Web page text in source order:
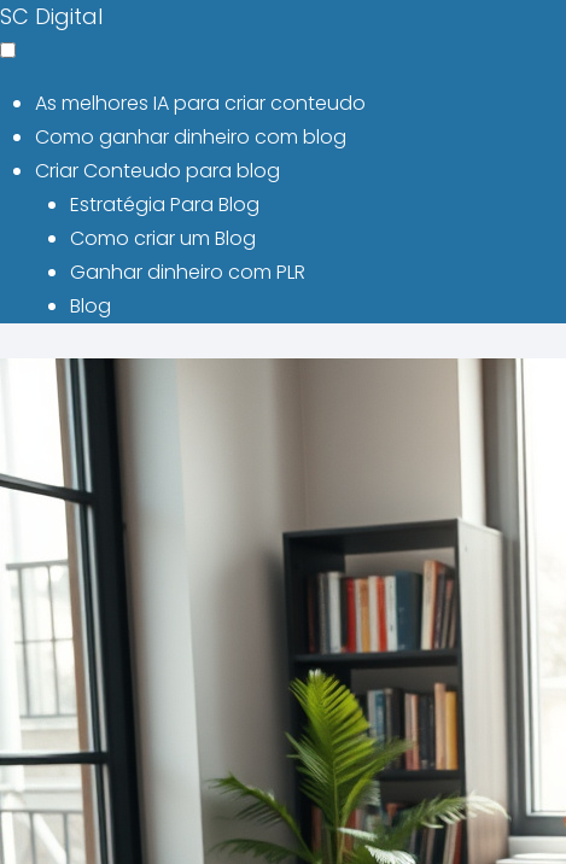
SC Digital
As melhores IA para criar conteudo
Como ganhar dinheiro com blog
Criar Conteudo para blog
Estratégia Para Blog
Como criar um Blog
Ganhar dinheiro com PLR
Blog